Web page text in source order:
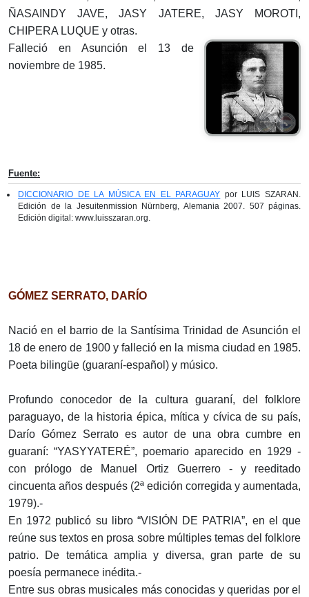
ÑASAINDY JAVE, JASY JATERE, JASY MOROTI,
CHIPERA LUQUE y otras.
Falleció en Asunción el 13 de
noviembre de 1985.
Fuente:
DICCIONARIO DE LA MÚSICA EN EL PARAGUAY por LUIS SZARAN.
Edición de la Jesuitenmission Nürnberg, Alemania 2007. 507 páginas.
Edición digital: www.luisszaran.org.
GÓMEZ SERRATO, DARÍO
Nació en el barrio de la Santísima Trinidad de Asunción el
18 de enero de 1900 y falleció en la misma ciudad en 1985.
Poeta bilingüe (guaraní-español) y músico.
Profundo conocedor de la cultura guaraní, del folklore
paraguayo, de la historia épica, mítica y cívica de su país,
Darío Gómez Serrato es autor de una obra cumbre en
guaraní: “YASYYATERÉ”, poemario aparecido en 1929 -
con prólogo de Manuel Ortiz Guerrero - y reeditado
cincuenta años después (2ª edición corregida y aumentada,
1979).-
En 1972 publicó su libro “VISIÓN DE PATRIA”, en el que
reúne sus textos en prosa sobre múltiples temas del folklore
patrio. De temática amplia y diversa, gran parte de su
poesía permanece inédita.-
Entre sus obras musicales más conocidas y queridas por el